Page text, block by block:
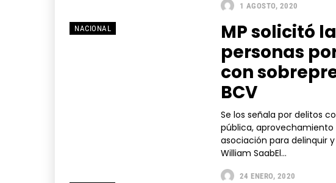
1 AGOSTO, 2020
NACIONAL
MP solicitó
personas
con
BCV
Se los señala por delitos
pública,
asociación para delinquir
William SaabEl...
24 ENERO, 2020